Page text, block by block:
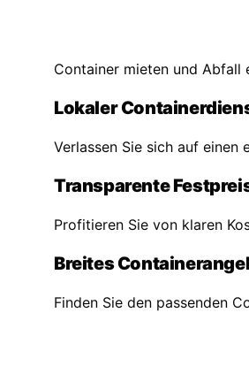
Container mieten und Abfall
Lokaler
Verlassen Sie sich auf
Transparente
Profitieren Sie von klaren
Breites
Finden Sie den passenden